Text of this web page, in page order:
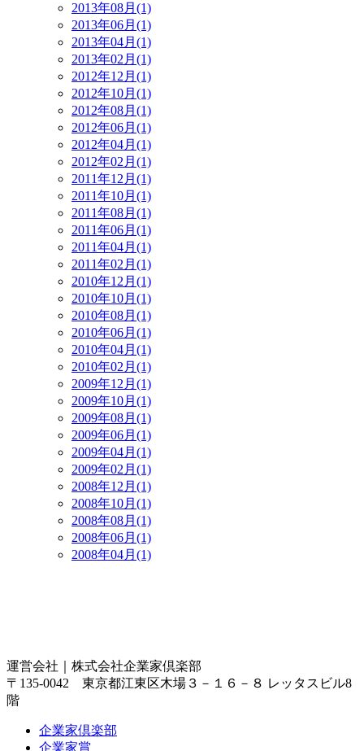
2013年08月(1)
2013年06月(1)
2013年04月(1)
2013年02月(1)
2012年12月(1)
2012年10月(1)
2012年08月(1)
2012年06月(1)
2012年04月(1)
2012年02月(1)
2011年12月(1)
2011年10月(1)
2011年08月(1)
2011年06月(1)
2011年04月(1)
2011年02月(1)
2010年12月(1)
2010年10月(1)
2010年08月(1)
2010年06月(1)
2010年04月(1)
2010年02月(1)
2009年12月(1)
2009年10月(1)
2009年08月(1)
2009年06月(1)
2009年04月(1)
2009年02月(1)
2008年12月(1)
2008年10月(1)
2008年08月(1)
2008年06月(1)
2008年04月(1)
運営会社｜ 株式会社企業家倶楽部
〒135-0042 東京都江東区木場３－１６－８ レッタスビル8
階
企業家倶楽部
企業家賞